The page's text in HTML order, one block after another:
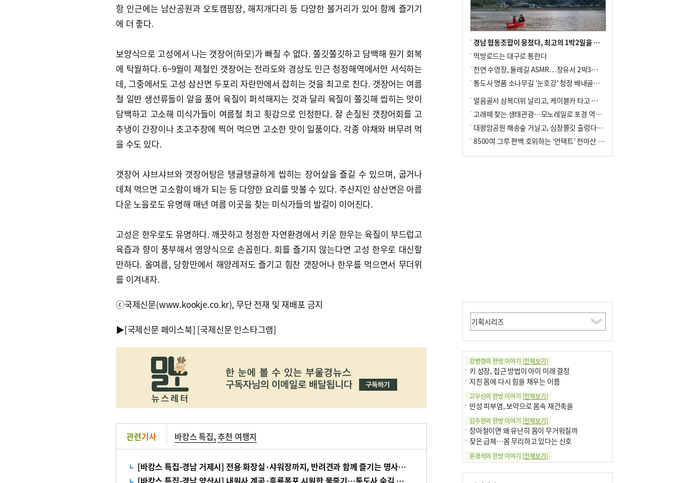
항 인근에는 남산공원과 오토캠핑장, 해지개다리 등 다양한 볼거리가 있어 함께 즐기기
에 더 좋다.
보양식으로 고성에서 나는 갯장어(하모)가 빠질 수 없다. 쫄깃쫄깃하고 담백해 원기 회복
에 탁월하다. 6~9월이 제철인 갯장어는 전라도와 경상도 인근 청정해역에서만 서식하는
데, 그중에서도 고성 삼산면 두포리 자란만에서 잡히는 것을 최고로 친다. 갯장어는 여름
철 일반 생선류들이 알을 품어 육질이 퍼석해지는 것과 달리 육질이 쫄깃해 씹히는 맛이
담백하고 고소해 미식가들이 여름철 최고 횟감으로 인정한다. 잘 손질된 갯장어회를 고
추냉이 간장이나 초고추장에 찍어 먹으면 고소한 맛이 일품이다. 각종 야채와 버무려 먹
을 수도 있다.
갯장어 샤브샤브와 갯장어탕은 탱글탱글하게 씹히는 장어살을 즐길 수 있으며, 굽거나
데쳐 먹으면 고소함이 배가 되는 등 다양한 요리를 맛볼 수 있다. 주산지인 삼산면은 아름
다운 노을로도 유명해 매년 여름 이곳을 찾는 미식가들의 발길이 이어진다.
고성은 한우로도 유명하다. 깨끗하고 청정한 자연환경에서 키운 한우는 육질이 부드럽고
육즙과 향이 풍부해서 영양식으로 손꼽힌다. 회를 즐기지 않는다면 고성 한우로 대신할
만하다. 올여름, 당항만에서 해양레저도 즐기고 힘찬 갯장어나 한우를 먹으면서 무더위
를 이겨내자.
ⓒ국제신문(www.kookje.co.kr), 무단 전재 및 재배포 금지
▶[국제신문 페이스북] [국제신문 인스타그램]
관련기사 바캉스 특집,추천 여행지
[바캉스 특집-경남 거제시] 전용 화장실·샤워장까지, 반려견과 함께 즐기는 명사해수욕장
[바캉스 특집-경남 양산시] 내원사 계곡·흥룡폭포 시원한 물줄기…통도사 숲길 청량한 바람
경남 협동조합이 뭉쳤다, 최고의 1박2일을 위해
먹방로드는 대구로 통한다
천연 수영장, 둘레길 ASMR…장유서 2박3일 소확행
통도사 명품 소나무길 ‘눈호강’ 청정 배내골서 더위 싹
얼음골서 삼복더위 날리고, 케이블카 타고 신선놀음
고래떼 찾는 생태관광…모노레일로 포경 역사여행
대왕암공원 해송숲 거닐고, 심장쫄깃 출렁다리 건너봐
8500여 그루 편백 호위하는 ‘언택트’ 천마산 산림욕장
강병령의 한방 이야기 [전체보기]
키 성장, 접근 방법이 아이 미래 결정
지친 몸에 다시 힘을 채우는 이름
고우신의 한방 이야기 [전체보기]
만성 피부염, 보약으로 몸속 재건축을
김주현의 한방 이야기 [전체보기]
장마철이면 왜 유난히 몸이 무거워질까
잦은 급체…몸 무리하고 있다는 신호
윤경석의 한방 이야기 [전체보기]
땀 멈추려 하지 말고 원인부터 찾아야
손 떨림, 늙음 증거일까 질병 신호일까